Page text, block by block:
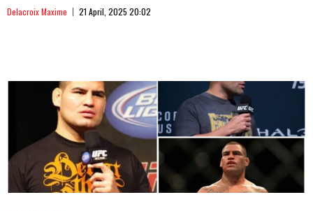
Delacroix Maxime 21 April, 2025 20:02